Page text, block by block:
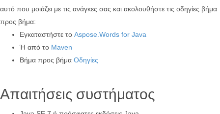
αυτό που μοιάζει με τις ανάγκες σας και ακολουθήστε τις οδηγίες βήμα
προς βήμα:
Εγκαταστήστε το Aspose.Words for Java
Ή από το Maven
Βήμα προς βήμα Οδηγίες
Απαιτήσεις συστήματος